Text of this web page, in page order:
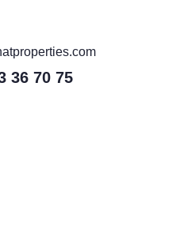
36 70 75